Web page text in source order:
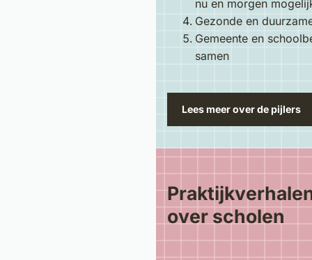
nu en morgen
Gezonde en
Gemeente en
samen
Lees meer over de pijlers
over scholen